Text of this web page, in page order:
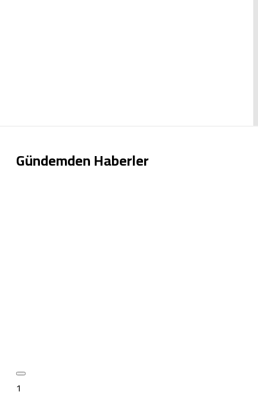
Gündemden Haberler
1